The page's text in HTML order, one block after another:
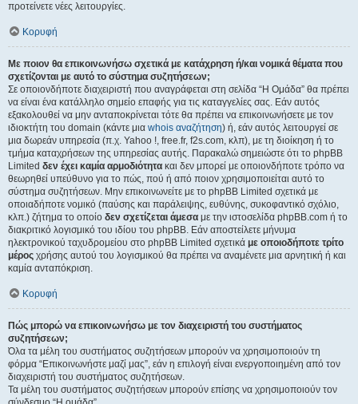
προτείνετε νέες λειτουργίες.
Κορυφή
Με ποιον θα επικοινωνήσω σχετικά με κατάχρηση ή/και νομικά θέματα που
σχετίζονται με αυτό το σύστημα συζητήσεων;
Σε οποιονδήποτε διαχειριστή που αναγράφεται στη σελίδα “Η Ομάδα” θα πρέπει
να είναι ένα κατάλληλο σημείο επαφής για τις καταγγελίες σας. Εάν αυτός
εξακολουθεί να μην ανταποκρίνεται τότε θα πρέπει να επικοινωνήσετε με τον
ιδιοκτήτη του domain (κάντε μια whois αναζήτηση) ή, εάν αυτός λειτουργεί σε
μια δωρεάν υπηρεσία (π.χ. Yahoo !, free.fr, f2s.com, κλπ), με τη διοίκηση ή το
τμήμα καταχρήσεων της υπηρεσίας αυτής. Παρακαλώ σημειώστε ότι το phpBB
Limited δεν έχει καμία αρμοδιότητα και δεν μπορεί με οποιονδήποτε τρόπο να
θεωρηθεί υπεύθυνο για το πώς, πού ή από ποιον χρησιμοποιείται αυτό το
σύστημα συζητήσεων. Μην επικοινωνείτε με το phpBB Limited σχετικά με
οποιαδήποτε νομικό (παύσης και παράλειψης, ευθύνης, συκοφαντικό σχόλιο,
κλπ.) ζήτημα το οποίο δεν σχετίζεται άμεσα με την ιστοσελίδα phpBB.com ή το
διακριτικό λογισμικό του ιδίου του phpBB. Εάν αποστείλετε μήνυμα
ηλεκτρονικού ταχυδρομείου στο phpBB Limited σχετικά με οποιοδήποτε τρίτο
μέρος χρήσης αυτού του λογισμικού θα πρέπει να αναμένετε μια αρνητική ή και
καμία ανταπόκριση.
Κορυφή
Πώς μπορώ να επικοινωνήσω με τον διαχειριστή του συστήματος
συζητήσεων;
Όλα τα μέλη του συστήματος συζητήσεων μπορούν να χρησιμοποιούν τη
φόρμα “Επικοινωνήστε μαζί μας”, εάν η επιλογή είναι ενεργοποιημένη από τον
διαχειριστή του συστήματος συζητήσεων.
Τα μέλη του συστήματος συζητήσεων μπορούν επίσης να χρησιμοποιούν τον